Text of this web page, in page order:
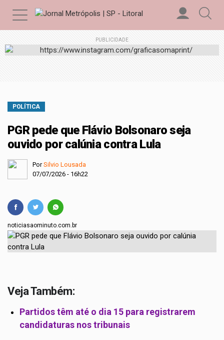
PUBLICIDADE
POLÍTICA
PGR pede que Flávio Bolsonaro seja
ouvido por calúnia contra Lula
PorSilvio Lousada
07/07/2026 - 16h22
noticiasaominuto.com.br
Veja Também:
Partidos têm até o dia 15 para registrarem
candidaturas nos tribunais